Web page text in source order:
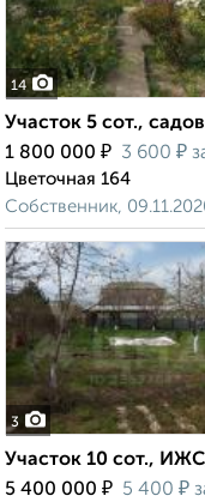
14
Участок 5 сот.,
1 800 000 ₽ 3 600 ₽
Цветочная 164
Собственник,
3
Участок 10 сот.,
5 400 000 ₽ 5 400 ₽